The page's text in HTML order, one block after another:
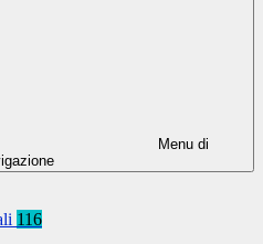
Menu di
116